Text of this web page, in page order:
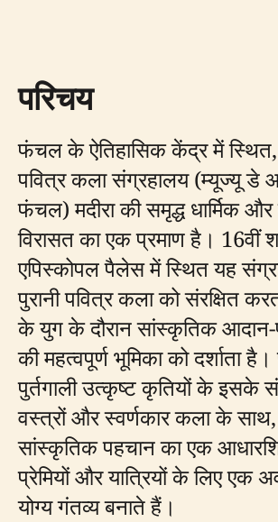
परिचय
फंचल के ऐतिहासिक केंद्र में
पवित्र कला संग्रहालय (म्यूज्यू डे
फंचल) मदीरा की समृद्ध धार्मिक
विरासत का एक प्रमाण है। 16वीं
एपिस्कोपल पैलेस में स्थित यह
पुरानी पवित्र कला को संरक्षित
के युग के दौरान सांस्कृतिक आदान-
की महत्वपूर्ण भूमिका को दर्शाता
पुर्तगाली उत्कृष्ट कृतियों के इसके
वस्त्रों और स्वर्णकार कला के साथ,
सांस्कृतिक पहचान का एक
प्रेमियों और यात्रियों के लिए एक
योग्य गंतव्य बनाते हैं।